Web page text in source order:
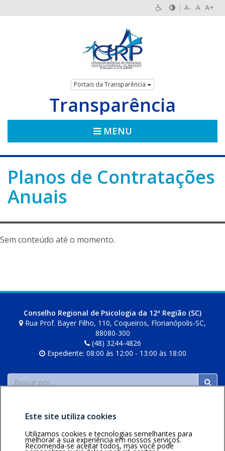
A- A A+
Portais da Transparência
Transparência
MENU
Planos de Contratações
Anuais
Sem conteúdo até o momento.
Conselho Regional de Psicologia da 12ª Região (SC)
Rua Prof. Bayer Filho, 110, Coqueiros, Florianópolis-SC,
88080-300
(48) 3244-4826
Expediente: 08:00 às 12:00 - 13:00 às 18:00
Buscar
Este site utiliza cookies
Utilizamos cookies e tecnologias semelhantes para
melhorar a sua experiência em nossos serviços.
Recomenda-se aceitar todos, mas você pode